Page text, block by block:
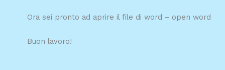
Ora sei pronto ad aprire il file di word – open word
Buon lavoro!